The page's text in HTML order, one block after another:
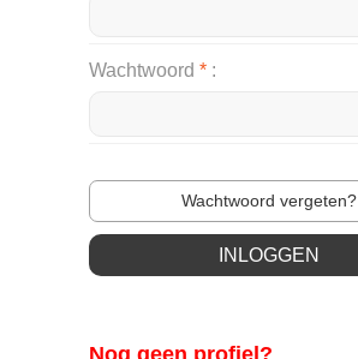
Wachtwoord *
Wachtwoord vergeten?
INLOGGEN
Nog geen profiel?